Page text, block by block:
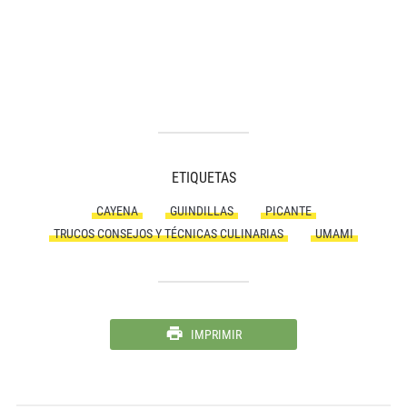
ETIQUETAS
CAYENA GUINDILLAS
PICANTE
TRUCOS CONSEJOS Y TÉCNICAS CULINARIAS
UMAMI
IMPRIMIR